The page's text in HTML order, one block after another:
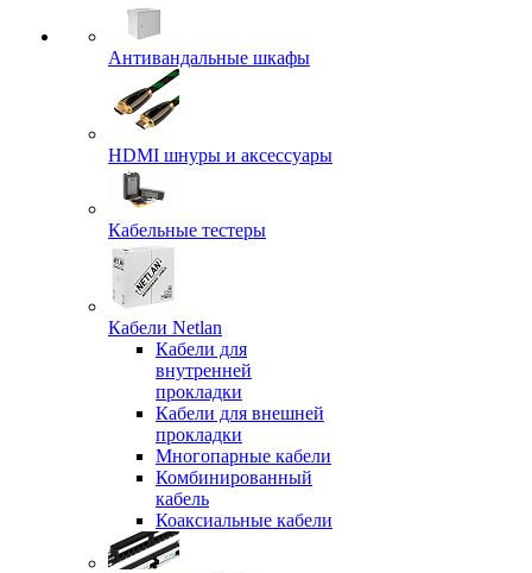
Антивандальные шкафы
HDMI шнуры и аксессуары
Кабельные тестеры
Кабели Netlan
Кабели для
внутренней
прокладки
Кабели для внешней
прокладки
Многопарные кабели
Комбинированный
кабель
Коаксиальные кабели